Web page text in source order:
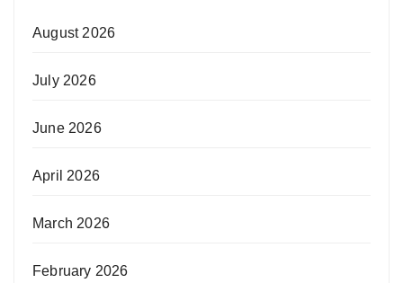
August 2026
July 2026
June 2026
April 2026
March 2026
February 2026